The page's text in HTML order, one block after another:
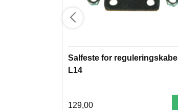
Salfeste for reguleringskabel
L14
129,00